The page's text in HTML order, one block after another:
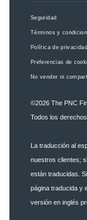
Seguridad
Términos y
Política de privacidad
Preferencias de
No vender ni
©2026 The PNC
Todos los
La traducción al
nuestros clientes;
están traducidas.
página traducida y
versión en inglés